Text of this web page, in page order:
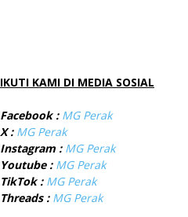
IKUTI KAMI DI MEDIA SOSIAL
Facebook : MG Perak
X : MG Perak
Instagram : MG Perak
Youtube : MG Perak
TikTok : MG Perak
Threads : MG Perak